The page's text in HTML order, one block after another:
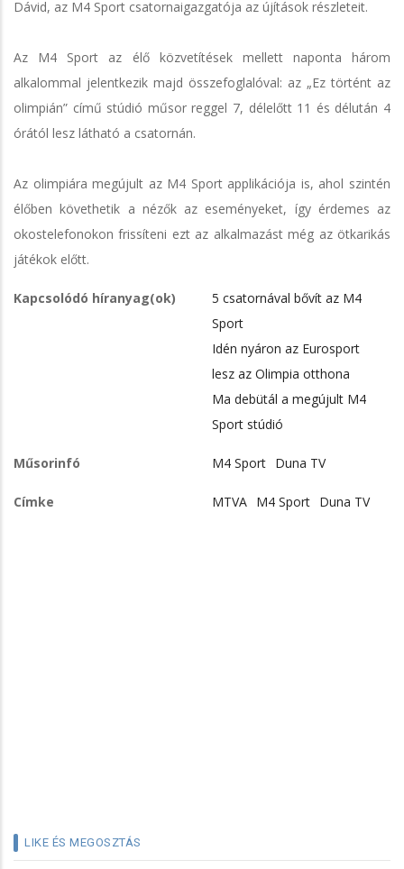
Dávid, az M4 Sport csatornaigazgatója az újítások részleteit.
Az M4 Sport az élő közvetítések mellett naponta három
alkalommal jelentkezik majd összefoglalóval: az „Ez történt az
olimpián” című stúdió műsor reggel 7, délelőtt 11 és délután 4
órától lesz látható a csatornán.
Az olimpiára megújult az M4 Sport applikációja is, ahol szintén
élőben követhetik a nézők az eseményeket, így érdemes az
okostelefonokon frissíteni ezt az alkalmazást még az ötkarikás
játékok előtt.
Kapcsolódó híranyag(ok)
5 csatornával bővít az M4
Sport
Idén nyáron az Eurosport
lesz az Olimpia otthona
Ma debütál a megújult M4
Sport stúdió
Műsorinfó M4 Sport Duna TV
Címke MTVA M4 Sport Duna TV
LIKE ÉS MEGOSZTÁS